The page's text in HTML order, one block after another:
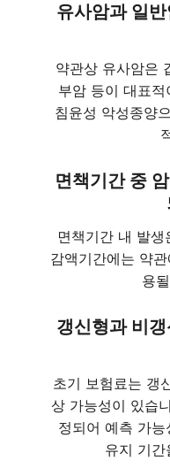
유사암과 일
약관상 유사암은
부암 등이 대표
침윤성 악성종양
면책기간 중
면책기간 내 발
감액기간에는 약
용
갱신형과 비
초기 보험료는 갱
상 가능성이 있습
정되어 예측 가
유지 기간